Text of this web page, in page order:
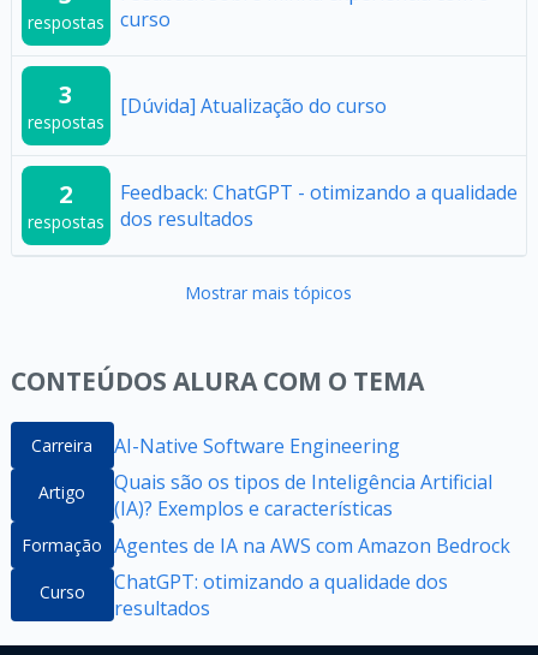
respostas
curso
3
respostas
[Dúvida] Atualização do curso
2
respostas
Feedback: ChatGPT - otimizando a qualidade
dos resultados
Mostrar mais tópicos
CONTEÚDOS ALURA COM O TEMA
Carreira AI-Native Software Engineering
Artigo
Quais são os tipos de Inteligência Artificial
(IA)? Exemplos e características
Formação Agentes de IA na AWS com Amazon Bedrock
Curso
ChatGPT: otimizando a qualidade dos
resultados